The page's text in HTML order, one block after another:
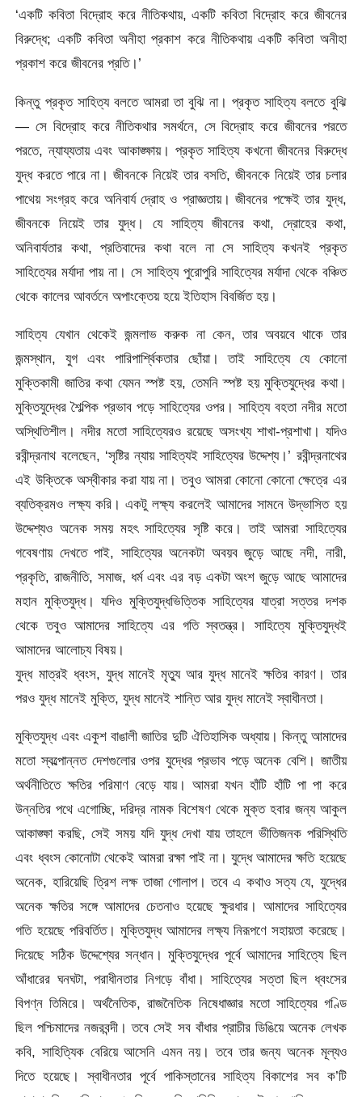
‘একটি কবিতা বিদ্রোহ করে নীতিকথায়, একটি কবিতা বিদ্রোহ করে জীবনের
বিরুদ্ধে; একটি কবিতা অনীহা প্রকাশ করে নীতিকথায় একটি কবিতা অনীহা
প্রকাশ করে জীবনের প্রতি।’
কিন্তু প্রকৃত সাহিত্য বলতে আমরা তা বুঝি না। প্রকৃত সাহিত্য বলতে বুঝি
— সে বিদ্রোহ করে নীতিকথার সমর্থনে, সে বিদ্রোহ করে জীবনের পরতে
পরতে, ন্যায্যতায় এবং আকাঙ্ক্ষায়। প্রকৃত সাহিত্য কখনো জীবনের বিরুদ্ধে
যুদ্ধ করতে পারে না। জীবনকে নিয়েই তার বসতি, জীবনকে নিয়েই তার চলার
পাথেয় সংগ্রহ করে অনিবার্য দ্রোহ ও প্রাজ্ঞতায়। জীবনের পক্ষেই তার যুদ্ধ,
জীবনকে নিয়েই তার যুদ্ধ। যে সাহিত্য জীবনের কথা, দ্রোহের কথা,
অনিবার্যতার কথা, প্রতিবাদের কথা বলে না সে সাহিত্য কখনই প্রকৃত
সাহিত্যের মর্যাদা পায় না। সে সাহিত্য পুরোপুরি সাহিত্যের মর্যাদা থেকে বঞ্চিত
থেকে কালের আবর্তনে অপাংক্তেয় হয়ে ইতিহাস বিবর্জিত হয়।
সাহিত্য যেখান থেকেই জন্মলাভ করুক না কেন, তার অবয়বে থাকে তার
জন্মস্থান, যুগ এবং পারিপার্শ্বিকতার ছোঁয়া। তাই সাহিত্যে যে কোনো
মুক্তিকামী জাতির কথা যেমন স্পষ্ট হয়, তেমনি স্পষ্ট হয় মুক্তিযুদ্ধের কথা।
মুক্তিযুদ্ধের শৈল্পিক প্রভাব পড়ে সাহিত্যের ওপর। সাহিত্য বহতা নদীর মতো
অস্থিতিশীল। নদীর মতো সাহিত্যেরও রয়েছে অসংখ্য শাখা-প্রশাখা। যদিও
রবীন্দ্রনাথ বলেছেন, ‘সৃষ্টির ন্যায় সাহিত্যই সাহিত্যের উদ্দেশ্য।’ রবীন্দ্রনাথের
এই উক্তিকে অস্বীকার করা যায় না। তবুও আমরা কোনো কোনো ক্ষেত্রে এর
ব্যতিক্রমও লক্ষ্য করি। একটু লক্ষ্য করলেই আমাদের সামনে উদ্ভাসিত হয়
উদ্দেশ্যও অনেক সময় মহৎ সাহিত্যের সৃষ্টি করে। তাই আমরা সাহিত্যের
গবেষণায় দেখতে পাই, সাহিত্যের অনেকটা অবয়ব জুড়ে আছে নদী, নারী,
প্রকৃতি, রাজনীতি, সমাজ, ধর্ম এবং এর বড় একটা অংশ জুড়ে আছে আমাদের
মহান মুক্তিযুদ্ধ। যদিও মুক্তিযুদ্ধভিত্তিক সাহিত্যের যাত্রা সত্তর দশক
থেকে তবুও আমাদের সাহিত্যে এর গতি স্বতন্ত্র। সাহিত্যে মুক্তিযুদ্ধই
আমাদের আলোচ্য বিষয়।
যুদ্ধ মাত্রই ধ্বংস, যুদ্ধ মানেই মৃত্যু আর যুদ্ধ মানেই ক্ষতির কারণ। তার
পরও যুদ্ধ মানেই মুক্তি, যুদ্ধ মানেই শান্তি আর যুদ্ধ মানেই স্বাধীনতা।
মুক্তিযুদ্ধ এবং একুশ বাঙালী জাতির দুটি ঐতিহাসিক অধ্যায়। কিন্তু আমাদের
মতো স্বল্পোন্নত দেশগুলোর ওপর যুদ্ধের প্রভাব পড়ে অনেক বেশি। জাতীয়
অর্থনীতিতে ক্ষতির পরিমাণ বেড়ে যায়। আমরা যখন হাঁটি হাঁটি পা পা করে
উন্নতির পথে এগোচ্ছি, দরিদ্র নামক বিশেষণ থেকে মুক্ত হবার জন্য আকুল
আকাঙ্ক্ষা করছি, সেই সময় যদি যুদ্ধ দেখা যায় তাহলে ভীতিজনক পরিস্থিতি
এবং ধ্বংস কোনোটা থেকেই আমরা রক্ষা পাই না। যুদ্ধে আমাদের ক্ষতি হয়েছে
অনেক, হারিয়েছি ত্রিশ লক্ষ তাজা গোলাপ। তবে এ কথাও সত্য যে, যুদ্ধের
অনেক ক্ষতির সঙ্গে আমাদের চেতনাও হয়েছে ক্ষুরধার। আমাদের সাহিত্যের
গতি হয়েছে পরিবর্তিত। মুক্তিযুদ্ধ আমাদের লক্ষ্য নিরূপণে সহায়তা করেছে।
দিয়েছে সঠিক উদ্দেশ্যের সন্ধান। মুক্তিযুদ্ধের পূর্বে আমাদের সাহিত্যে ছিল
আঁধারের ঘনঘটা, পরাধীনতার নিগড়ে বাঁধা। সাহিত্যের সত্তা ছিল ধ্বংসের
বিপণ্ন তিমিরে। অর্থনৈতিক, রাজনৈতিক নিষেধাজ্ঞার মতো সাহিত্যের গণ্ডি
ছিল পশ্চিমাদের নজরবন্দী। তবে সেই সব বাঁধার প্রাচীর ডিঙিয়ে অনেক লেখক
কবি, সাহিত্যিক বেরিয়ে আসেনি এমন নয়। তবে তার জন্য অনেক মূল্যও
দিতে হয়েছে। স্বাধীনতার পূর্বে পাকিস্তানের সাহিত্য বিকাশের সব ক’টি